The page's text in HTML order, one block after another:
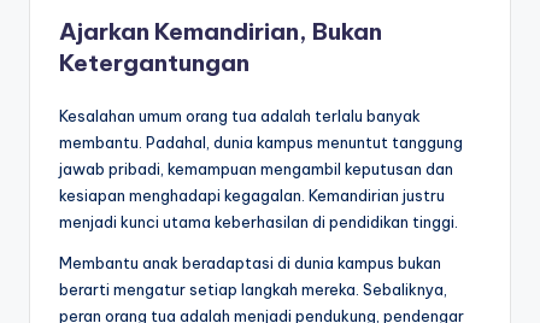
Ajarkan Kemandirian, Bukan
Ketergantungan
Kesalahan umum orang tua adalah terlalu banyak
membantu. Padahal, dunia kampus menuntut tanggung
jawab pribadi, kemampuan mengambil keputusan dan
kesiapan menghadapi kegagalan. Kemandirian justru
menjadi kunci utama keberhasilan di pendidikan tinggi.
Membantu anak beradaptasi di dunia kampus bukan
berarti mengatur setiap langkah mereka. Sebaliknya,
peran orang tua adalah menjadi pendukung, pendengar